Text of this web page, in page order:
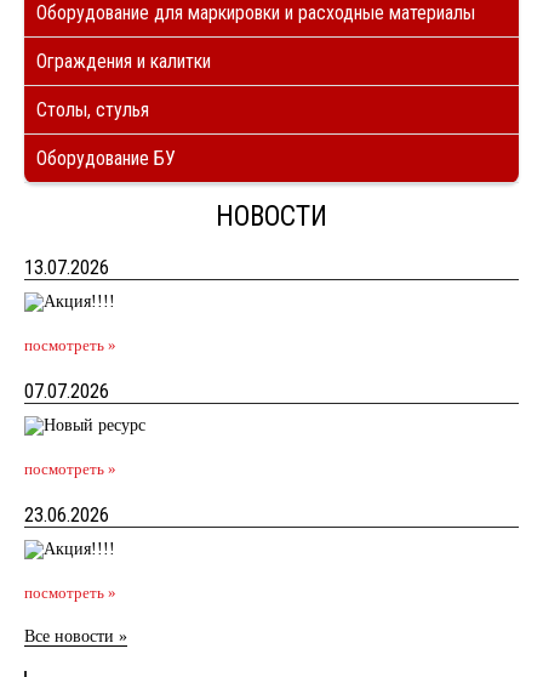
Оборудование для маркировки и расходные материалы
Ограждения и калитки
Столы, стулья
Оборудование БУ
НОВОСТИ
13.07.2026
посмотреть »
07.07.2026
посмотреть »
23.06.2026
посмотреть »
Все новости »